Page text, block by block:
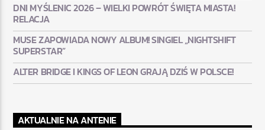
DNI MYŚLENIC 2026 – WIELKI POWRÓT ŚWIĘTA MIASTA!
RELACJA
MUSE ZAPOWIADA NOWY ALBUM! SINGIEL „NIGHTSHIFT
SUPERSTAR”
ALTER BRIDGE I KINGS OF LEON GRAJĄ DZIŚ W POLSCE!
AKTUALNIE NA ANTENIE